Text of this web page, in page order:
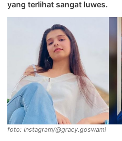
yang terlihat sangat luwes.
foto: Instagram/@gracy.goswami